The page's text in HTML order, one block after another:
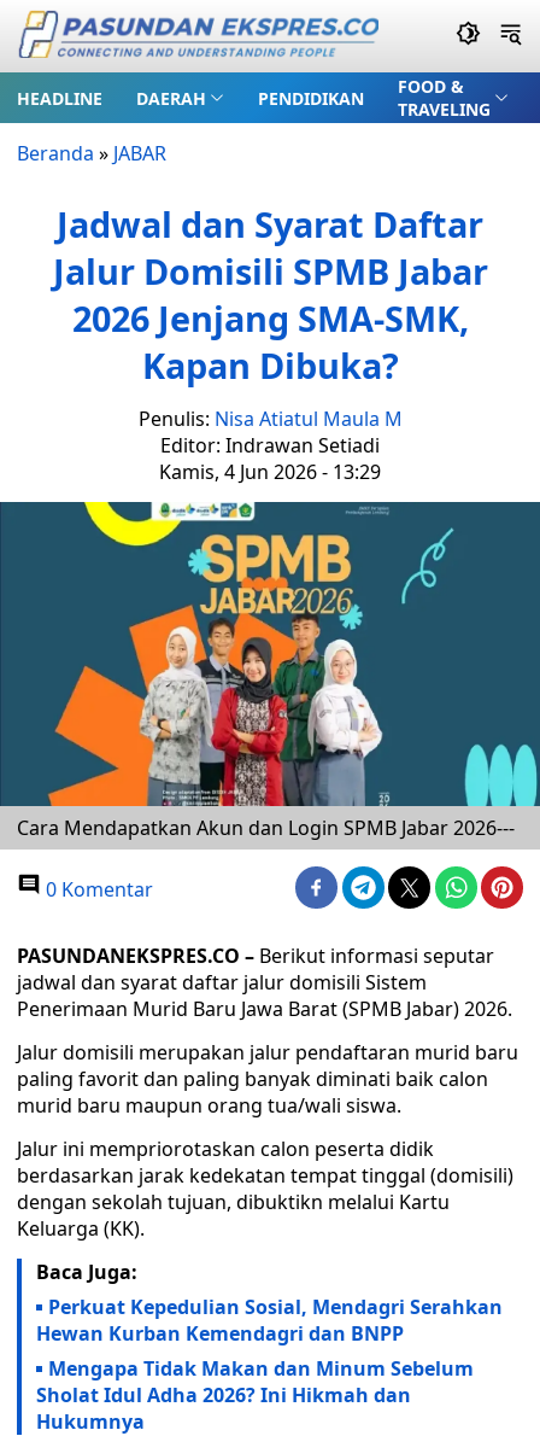
HEADLINE DAERAH PENDIDIKAN
FOOD &
TRAVELING
Beranda » JABAR
Jadwal dan Syarat Daftar
Jalur Domisili SPMB Jabar
2026 Jenjang SMA-SMK,
Kapan Dibuka?
Penulis: Nisa Atiatul Maula M
Editor: Indrawan Setiadi
Kamis, 4 Jun 2026 - 13:29
Cara Mendapatkan Akun dan Login SPMB Jabar 2026---
0 Komentar
PASUNDANEKSPRES.CO – Berikut informasi seputar
jadwal dan syarat daftar jalur domisili Sistem
Penerimaan Murid Baru Jawa Barat (SPMB Jabar) 2026.
Jalur domisili merupakan jalur pendaftaran murid baru
paling favorit dan paling banyak diminati baik calon
murid baru maupun orang tua/wali siswa.
Jalur ini mempriorotaskan calon peserta didik
berdasarkan jarak kedekatan tempat tinggal (domisili)
dengan sekolah tujuan, dibuktikn melalui Kartu
Keluarga (KK).
Baca Juga:
Perkuat Kepedulian Sosial, Mendagri Serahkan
Hewan Kurban Kemendagri dan BNPP
Mengapa Tidak Makan dan Minum Sebelum
Sholat Idul Adha 2026? Ini Hikmah dan
Hukumnya